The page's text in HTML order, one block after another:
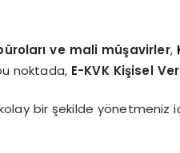
ve mali müşavirler,
noktada, E-KVK Kişisel
kolay bir şekilde yönetmeniz